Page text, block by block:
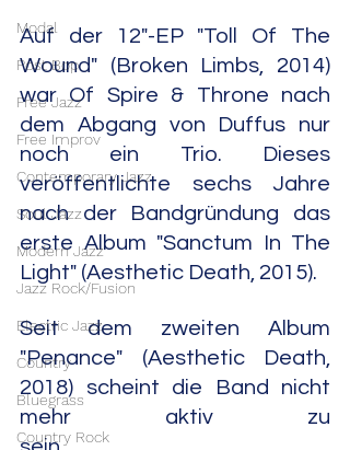
Modal
Post Bop
Free Jazz
Free Improv
Contemporary Jazz
Soul Jazz
Modern Jazz
Jazz Rock/Fusion
Electric Jazz
Country
Bluegrass
Country Rock
Auf der 12"-EP "Toll Of The
Wound" (Broken Limbs, 2014)
war Of Spire & Throne nach
dem Abgang von Duffus nur
noch ein Trio. Dieses
veröffentlichte sechs Jahre
nach der Bandgründung das
erste Album "Sanctum In The
Light" (Aesthetic Death, 2015).
Seit dem zweiten Album
"Penance" (Aesthetic Death,
2018) scheint die Band nicht
mehr aktiv zu